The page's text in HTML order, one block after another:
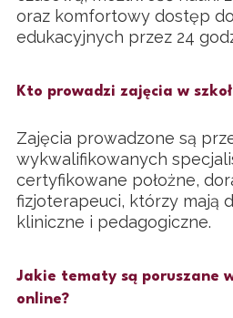
oraz komfortowy dostęp
edukacyjnych przez 24
Kto prowadzi zajęcia w
Zajęcia prowadzone są
wykwalifikowanych
certyfikowane położne,
fizjoterapeuci, którzy mają
kliniczne i pedagogiczne.
Jakie tematy są poruszane
online?